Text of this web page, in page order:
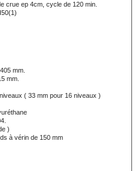
crue ep 4cm, cycle de 120 min.
mm.
mm.
( 33 mm pour 16 niveaux )
)
à vérin de 150 mm